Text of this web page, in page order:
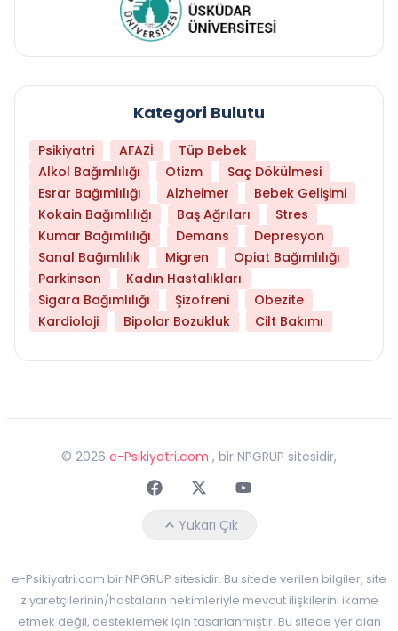
Kategori Bulutu
Psikiyatri AFAZİ
Tüp Bebek
Alkol Bağımlılığı
Otizm
Saç Dökülmesi
Esrar Bağımlılığı
Alzheimer
Bebek Gelişimi
Kokain Bağımlılığı
Baş Ağrıları
Stres
Kumar Bağımlılığı
Demans
Depresyon
Sanal Bağımlılık
Migren
Opiat Bağımlılığı
Parkinson
Kadın Hastalıkları
Sigara Bağımlılığı
Şizofreni
Obezite
Kardioloji
Bipolar Bozukluk Cilt Bakımı
© 2026 e-Psikiyatri.com , bir NPGRUP sitesidir,
FaceebokTwitterYoutube
Yukarı Çık
e-Psikiyatri.com bir NPGRUP sitesidir. Bu sitede verilen bilgiler, site
ziyaretçilerinin/hastaların hekimleriyle mevcut ilişkilerini ikame
etmek değil, desteklemek için tasarlanmıştır. Bu sitede yer alan